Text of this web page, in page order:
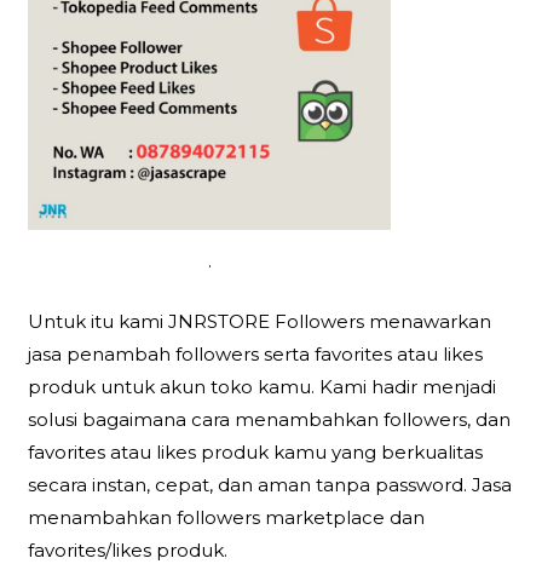
.
Untuk itu kami JNRSTORE Followers menawarkan
jasa penambah followers serta favorites atau likes
produk untuk akun toko kamu. Kami hadir menjadi
solusi bagaimana cara menambahkan followers, dan
favorites atau likes produk kamu yang berkualitas
secara instan, cepat, dan aman tanpa password. Jasa
menambahkan followers marketplace dan
favorites/likes produk.